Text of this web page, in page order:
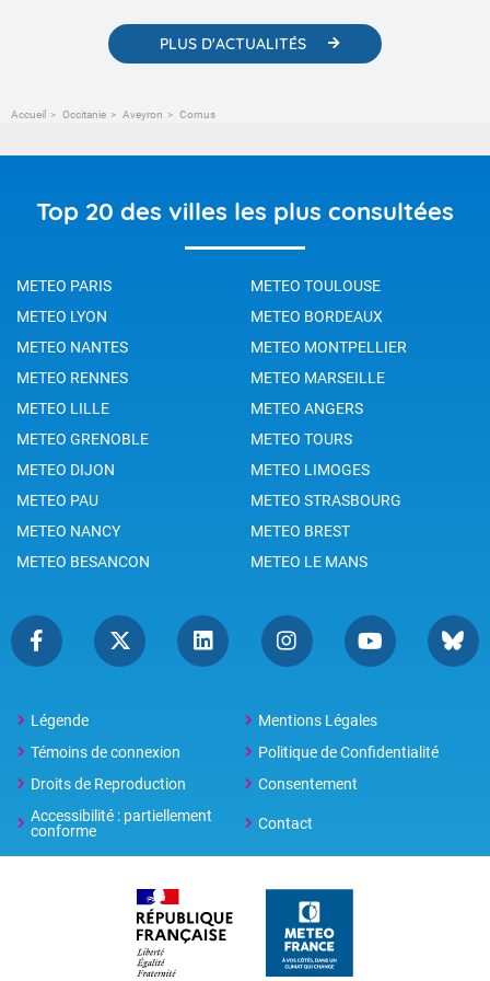
PLUS D'ACTUALITÉS
Accueil Occitanie Aveyron Cornus
Top 20 des villes les plus consultées
METEO PARIS
METEO TOULOUSE
METEO LYON
METEO BORDEAUX
METEO NANTES
METEO MONTPELLIER
METEO RENNES
METEO MARSEILLE
METEO LILLE
METEO ANGERS
METEO GRENOBLE
METEO TOURS
METEO DIJON
METEO LIMOGES
METEO PAU
METEO STRASBOURG
METEO NANCY
METEO BREST
METEO BESANCON
METEO LE MANS
Légende
Mentions Légales
Témoins de connexion
Politique de Confidentialité
Droits de Reproduction
Consentement
Accessibilité : partiellement
conforme
Contact